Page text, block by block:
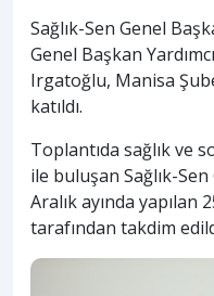
Sağlık-Sen Genel
Genel Başkan
Irgatoğlu, Manisa
katıldı.
Toplantıda sağlık ve
ile buluşan Sağlık-
Aralık ayında
tarafından takdim